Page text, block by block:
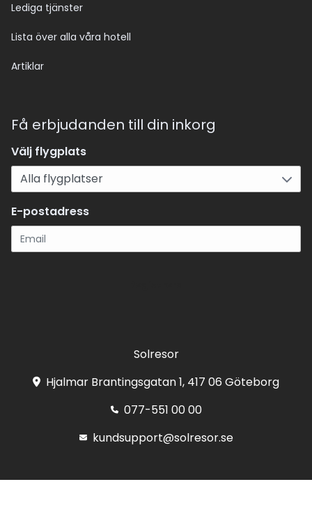
Lediga tjänster
Lista över alla våra hotell
Artiklar
Få erbjudanden till din inkorg
Välj flygplats
E-postadress
Solresor
Hjalmar Brantingsgatan 1, 417 06 Göteborg
077-551 00 00
kundsupport@solresor.se